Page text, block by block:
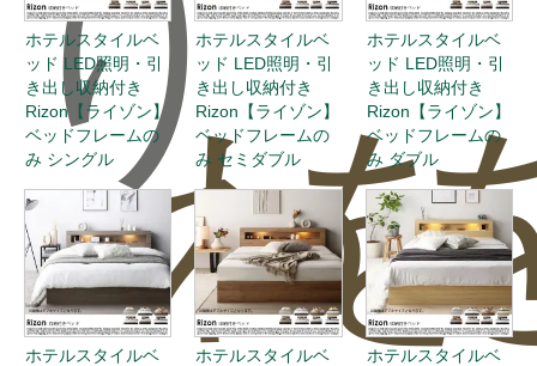
り
わを
ホテルスタイルベ
ッド LED照明・引
き出し収納付き
Rizon【ライゾン】
ベッドフレームの
み シングル
ホテルスタイルベ
ッド LED照明・引
き出し収納付き
Rizon【ライゾン】
ベッドフレームの
み セミダブル
ホテルスタイルベ
ッド LED照明・引
き出し収納付き
Rizon【ライゾン】
ベッドフレームの
み ダブル
ホテルスタイルベ
ホテルスタイルベ
ホテルスタイルベ